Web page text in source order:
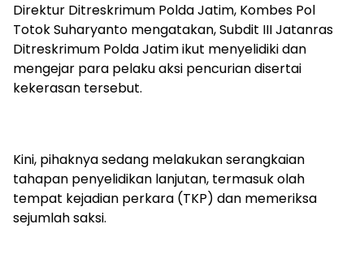
Direktur Ditreskrimum Polda Jatim, Kombes Pol
Totok Suharyanto mengatakan, Subdit III Jatanras
Ditreskrimum Polda Jatim ikut menyelidiki dan
mengejar para pelaku aksi pencurian disertai
kekerasan tersebut.
Kini, pihaknya sedang melakukan serangkaian
tahapan penyelidikan lanjutan, termasuk olah
tempat kejadian perkara (TKP) dan memeriksa
sejumlah saksi.